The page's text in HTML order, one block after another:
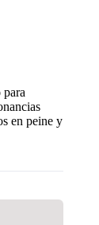
para
en peine y